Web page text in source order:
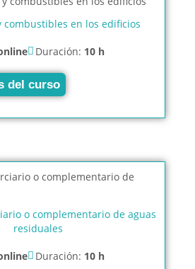
combustibles en los edificios
Duración: 10 h
del curso
o complementario de aguas
residuales
Duración: 10 h